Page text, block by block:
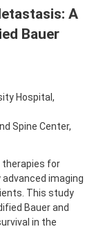
A
Bauer
Hospital,
Spine Center,
therapies for
imaging
This study
Bauer and
in the